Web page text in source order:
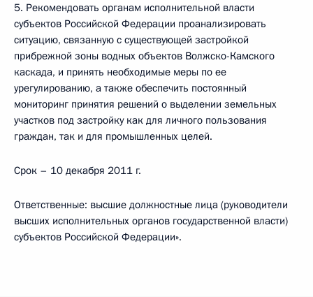
5. Рекомендовать органам исполнительной власти
субъектов Российской Федерации проанализировать
ситуацию, связанную с существующей застройкой
прибрежной зоны водных объектов Волжско-Камского
каскада, и принять необходимые меры по ее
урегулированию, а также обеспечить постоянный
мониторинг принятия решений о выделении земельных
участков под застройку как для личного пользования
граждан, так и для промышленных целей.
Срок – 10 декабря 2011 г.
Ответственные: высшие должностные лица (руководители
высших исполнительных органов государственной власти)
субъектов Российской Федерации».